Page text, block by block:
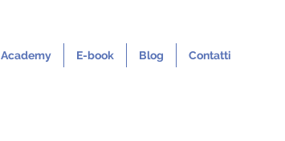
Academy E-book Blog Contatti